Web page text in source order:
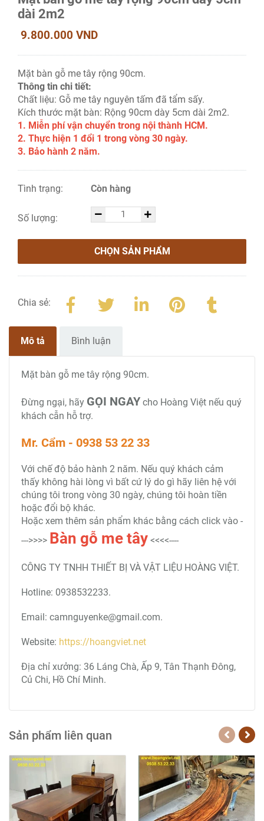
dài 2m2
9.800.000 VND
Mặt bàn gỗ me tây rộng 90cm.
Thông tin chi tiết:
Chất liệu: Gỗ me tây nguyên tấm đã tẩm sấy.
Kích thước mặt bàn: Rộng 90cm dày 5cm dài 2m2.
1. Miễn phí vận chuyển trong nội thành HCM.
2. Thực hiện 1 đổi 1 trong vòng 30 ngày.
3. Bảo hành 2 năm.
Tình trạng: Còn hàng
Số lượng:
CHỌN SẢN PHẨM
Chia sẻ:
Mô tả Bình luận
Mặt bàn gỗ me tây rộng 90cm.
Đừng ngại, hãy GỌI NGAY cho Hoàng Việt nếu quý
khách cẫn hỗ trợ.
Mr. Cẩm - 0938 53 22 33
Với chế độ bảo hành 2 năm. Nếu quý khách cảm
thấy không hài lòng vì bất cứ lý do gì hãy liên hệ với
chúng tôi trong vòng 30 ngày, chúng tôi hoàn tiền
hoặc đổi bộ khác.
Hoặc xem thêm sản phẩm khác bằng cách click vào -
--->>>> Bàn gỗ me tây <<<<----
CÔNG TY TNHH THIẾT BỊ VÀ VẬT LIỆU HOÀNG VIỆT.
Hotline: 0938532233.
Email: camnguyenke@gmail.com.
Website: https://hoangviet.net
Địa chỉ xưởng: 36 Láng Chà, Ấp 9, Tân Thạnh Đông,
Củ Chi, Hồ Chí Minh.
Sản phẩm liên quan